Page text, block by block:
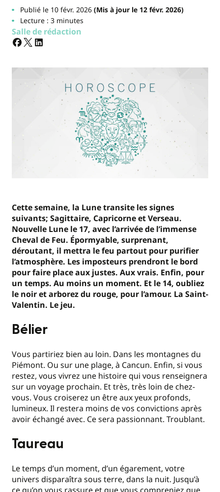
Publié le 10 févr. 2026(Mis à jour le 12 févr. 2026)
Lecture : 3 minutes
Salle de rédaction
Cette semaine, la Lune transite les signes
suivants; Sagittaire, Capricorne et Verseau.
Nouvelle Lune le 17, avec l’arrivée de l’immense
Cheval de Feu. Épormyable, surprenant,
déroutant, il mettra le feu partout pour purifier
l’atmosphère. Les imposteurs prendront le bord
pour faire place aux justes. Aux vrais. Enfin, pour
un temps. Au moins un moment. Et le 14, oubliez
le noir et arborez du rouge, pour l’amour. La Saint-
Valentin. Le jeu.
Bélier
Vous partiriez bien au loin. Dans les montagnes du
Piémont. Ou sur une plage, à Cancun. Enfin, si vous
restez, vous vivrez une histoire qui vous renseignera
sur un voyage prochain. Et très, très loin de chez-
vous. Vous croiserez un être aux yeux profonds,
lumineux. Il restera moins de vos convictions après
avoir échangé avec. Ce sera passionnant. Troublant.
Taureau
Le temps d’un moment, d’un égarement, votre
univers disparaîtra sous terre, dans la nuit. Jusqu’à